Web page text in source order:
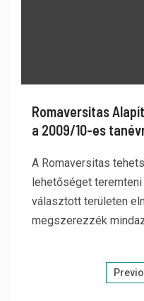
Romaversitas
a 2009/10-es
A Romaversitas
lehetőséget teremteni
választott területen
megszerezzék